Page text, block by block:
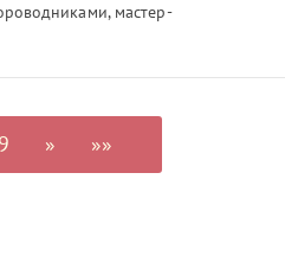
мастер-
» »»